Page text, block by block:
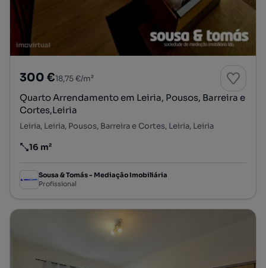
300 €18,75 €/m²
Quarto Arrendamento em Leiria, Pousos, Barreira e
Cortes,Leiria
Leiria, Leiria, Pousos, Barreira e Cortes, Leiria, Leiria
Preço por metro quadrado
16 m²
Sousa & Tomás - Mediação Imobiliária
Profissional